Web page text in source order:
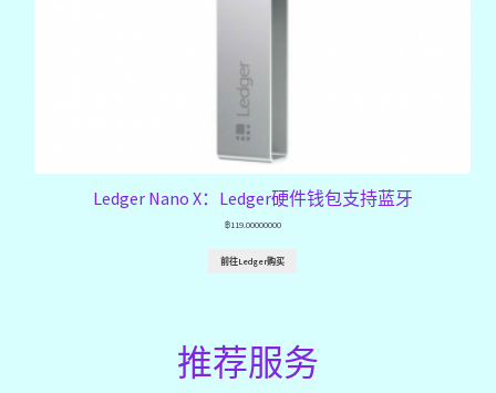
Ledger Nano X：Ledger硬件钱包支持蓝牙
฿119.00000000
前往Ledger购买
推荐服务